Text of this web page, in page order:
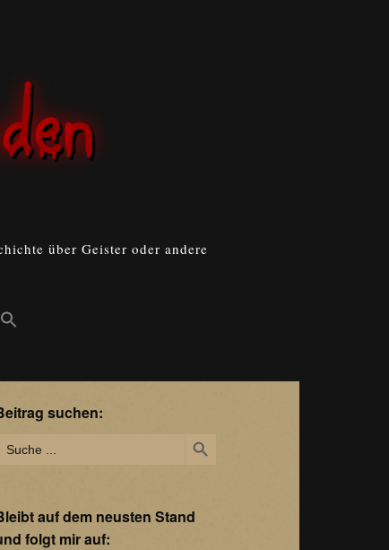
über Geister oder andere
suchen:
for:
auf dem neusten Stand
folgt mir auf: